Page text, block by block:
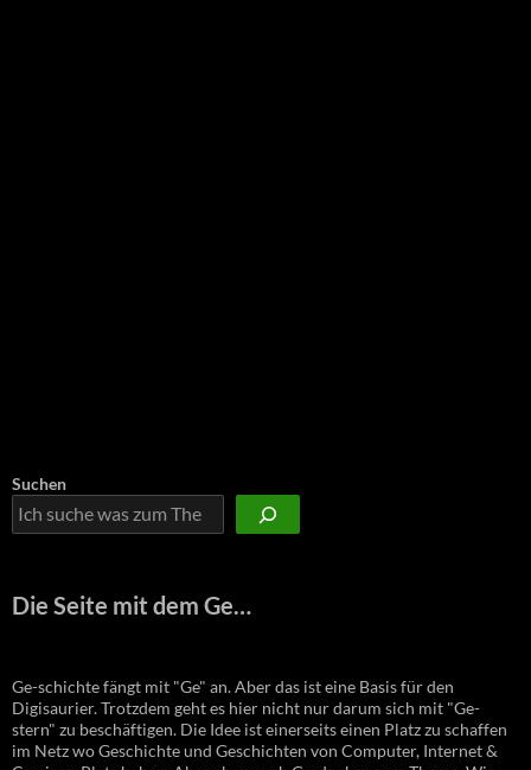
Suchen
Die Seite mit dem Ge…
Ge-schichte fängt mit "Ge" an. Aber das ist eine Basis für den
Digisaurier. Trotzdem geht es hier nicht nur darum sich mit "Ge-
stern" zu beschäftigen. Die Idee ist einerseits einen Platz zu schaffen
im Netz wo Geschichte und Geschichten von Computer, Internet &